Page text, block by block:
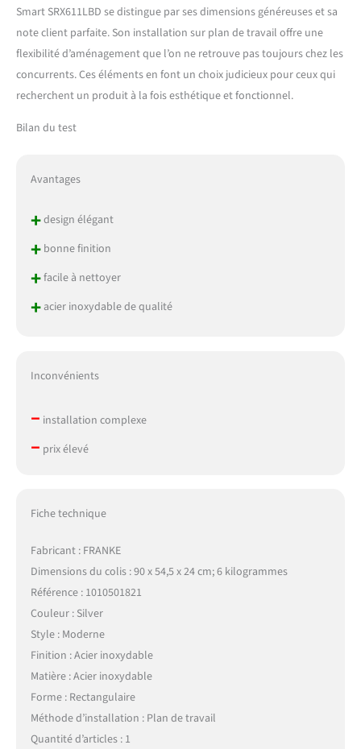
Smart SRX611LBD se distingue par ses dimensions généreuses et sa
note client parfaite. Son installation sur plan de travail offre une
flexibilité d’aménagement que l’on ne retrouve pas toujours chez les
concurrents. Ces éléments en font un choix judicieux pour ceux qui
recherchent un produit à la fois esthétique et fonctionnel.
Bilan du test
Avantages
+design élégant
+bonne finition
+facile à nettoyer
+acier inoxydable de qualité
Inconvénients
– installation complexe
– prix élevé
Fiche technique
Fabricant : FRANKE
Dimensions du colis : 90 x 54,5 x 24 cm; 6 kilogrammes
Référence : 1010501821
Couleur : Silver
Style : Moderne
Finition : Acier inoxydable
Matière : Acier inoxydable
Forme : Rectangulaire
Méthode d’installation : Plan de travail
Quantité d’articles : 1